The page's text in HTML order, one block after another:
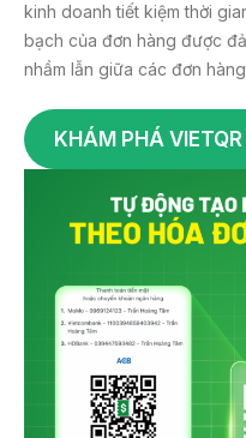
kinh doanh tiết kiệm thời
bạch của đơn hàng được
nhầm lẫn giữa các đơn
KHÁM PHÁ